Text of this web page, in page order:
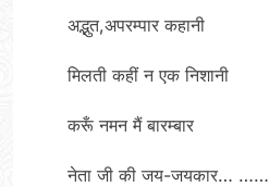
अद्भुत,अपरम्पार कहानी
मिलती कहीं न एक निशानी
करूँ नमन मैं बारम्बार
नेता जी की जय-जयकार… ……